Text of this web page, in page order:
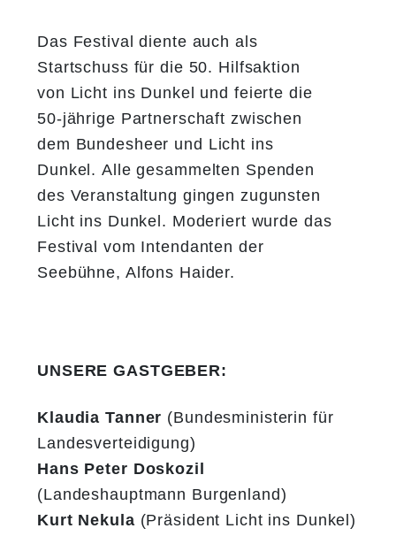
Das Festival diente auch als
Startschuss für die 50. Hilfsaktion
von Licht ins Dunkel und feierte die
50-jährige Partnerschaft zwischen
dem Bundesheer und Licht ins
Dunkel. Alle gesammelten Spenden
des Veranstaltung gingen zugunsten
Licht ins Dunkel. Moderiert wurde das
Festival vom Intendanten der
Seebühne, Alfons Haider.
​​​​​​​UNSERE GASTGEBER:
Klaudia Tanner (Bundesministerin für
Landesverteidigung)
Hans Peter Doskozil
(Landeshauptmann Burgenland)
Kurt Nekula (Präsident Licht ins Dunkel)